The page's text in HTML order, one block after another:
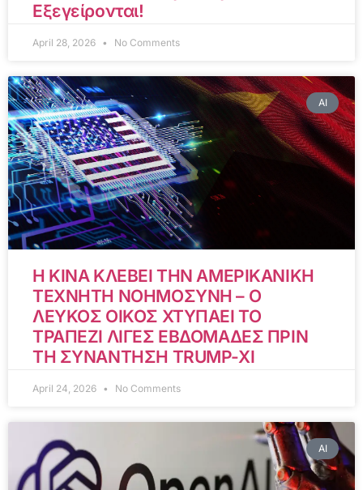
Εξεγείρονται!
April 28, 2026 No Comments
AI
Η ΚΙΝΑ ΚΛΕΒΕΙ ΤΗΝ ΑΜΕΡΙΚΑΝΙΚΗ
ΤΕΧΝΗΤΗ ΝΟΗΜΟΣΥΝΗ – Ο
ΛΕΥΚΟΣ ΟΙΚΟΣ ΧΤΥΠΑΕΙ ΤΟ
ΤΡΑΠΕΖΙ ΛΙΓΕΣ ΕΒΔΟΜΑΔΕΣ ΠΡΙΝ
ΤΗ ΣΥΝΑΝΤΗΣΗ TRUMP-XI
April 24, 2026 No Comments
AI